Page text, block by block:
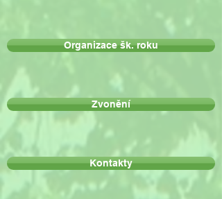
Organizace šk. roku
Zvonění
Kontakty